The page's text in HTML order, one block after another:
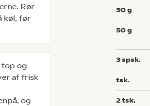
Rør
køl, før
og
af frisk
og
50g
50g
3spsk.
tsk.
2tsk.